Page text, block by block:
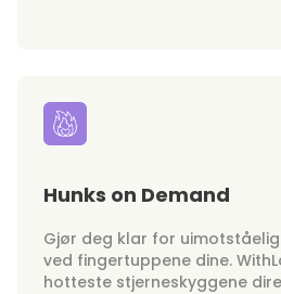
Hunks on Demand
Gjør deg klar for
ved fingertuppene dine.
hotteste stjerneskyggene